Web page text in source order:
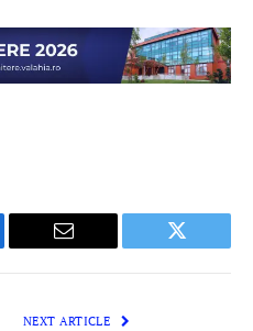
Email Twitter
NEXT ARTICLE